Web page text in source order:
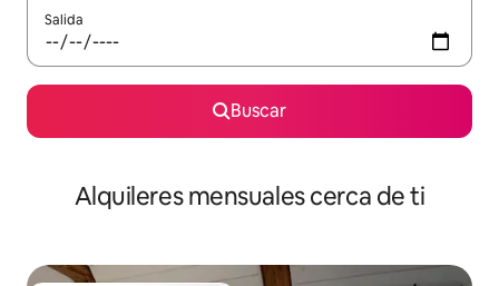
Salida
Buscar
Alquileres mensuales cerca de ti